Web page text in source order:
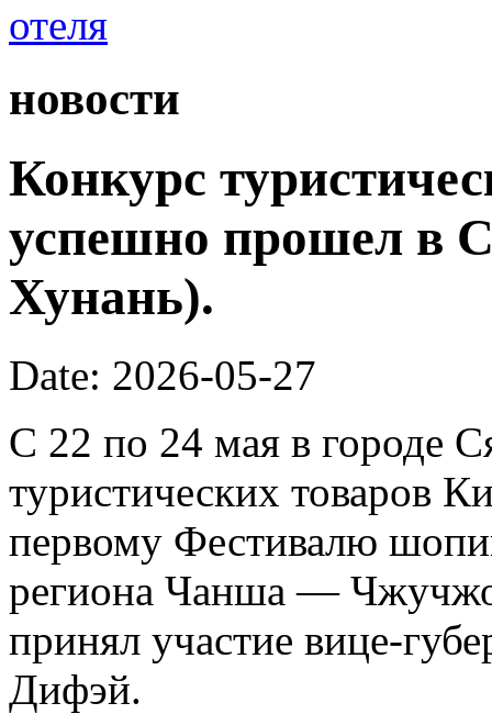
новости
Конкурс
успешно прошел в
Хунань).
Date: 2026-05-27
С 22 по 24 мая в городе
туристических товаров
первому Фестивалю
региона Чанша —
принял участие вице-
Дифэй.